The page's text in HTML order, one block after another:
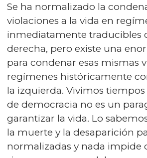
Se ha normalizado la
violaciones a la vida en
inmediatamente traducibles
derecha, pero existe una
para condenar esas mismas
regímenes históricamente
la izquierda. Vivimos tiempos
de democracia no es un
garantizar la vida. Lo
la muerte y la desaparición
normalizadas y nada impide